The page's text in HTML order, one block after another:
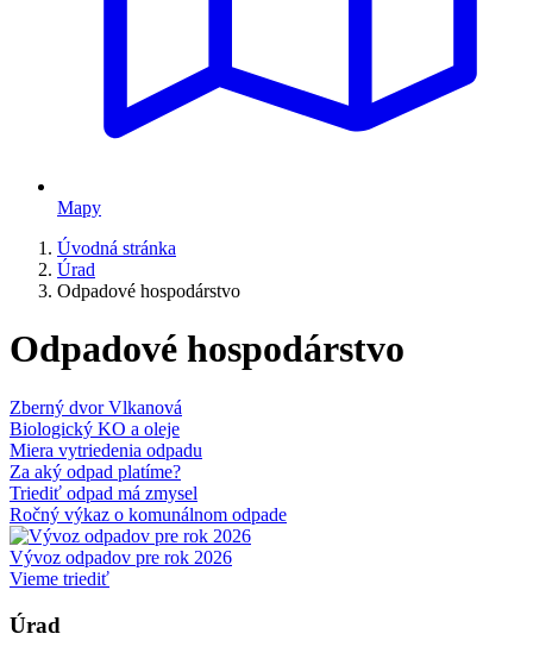
Mapy
Úvodná stránka
Úrad
Odpadové hospodárstvo
Odpadové hospodárstvo
Zberný dvor Vlkanová
Biologický KO a oleje
Miera vytriedenia odpadu
Za aký odpad platíme?
Triediť odpad má zmysel
Ročný výkaz o komunálnom odpade
Vývoz odpadov pre rok 2026
Vieme triediť
Úrad